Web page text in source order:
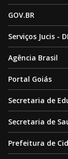
GOV.BR
Serviços Jucis -
Agência Brasil
Portal Goiás
Secretaria de
Secretaria de
Prefeitura de